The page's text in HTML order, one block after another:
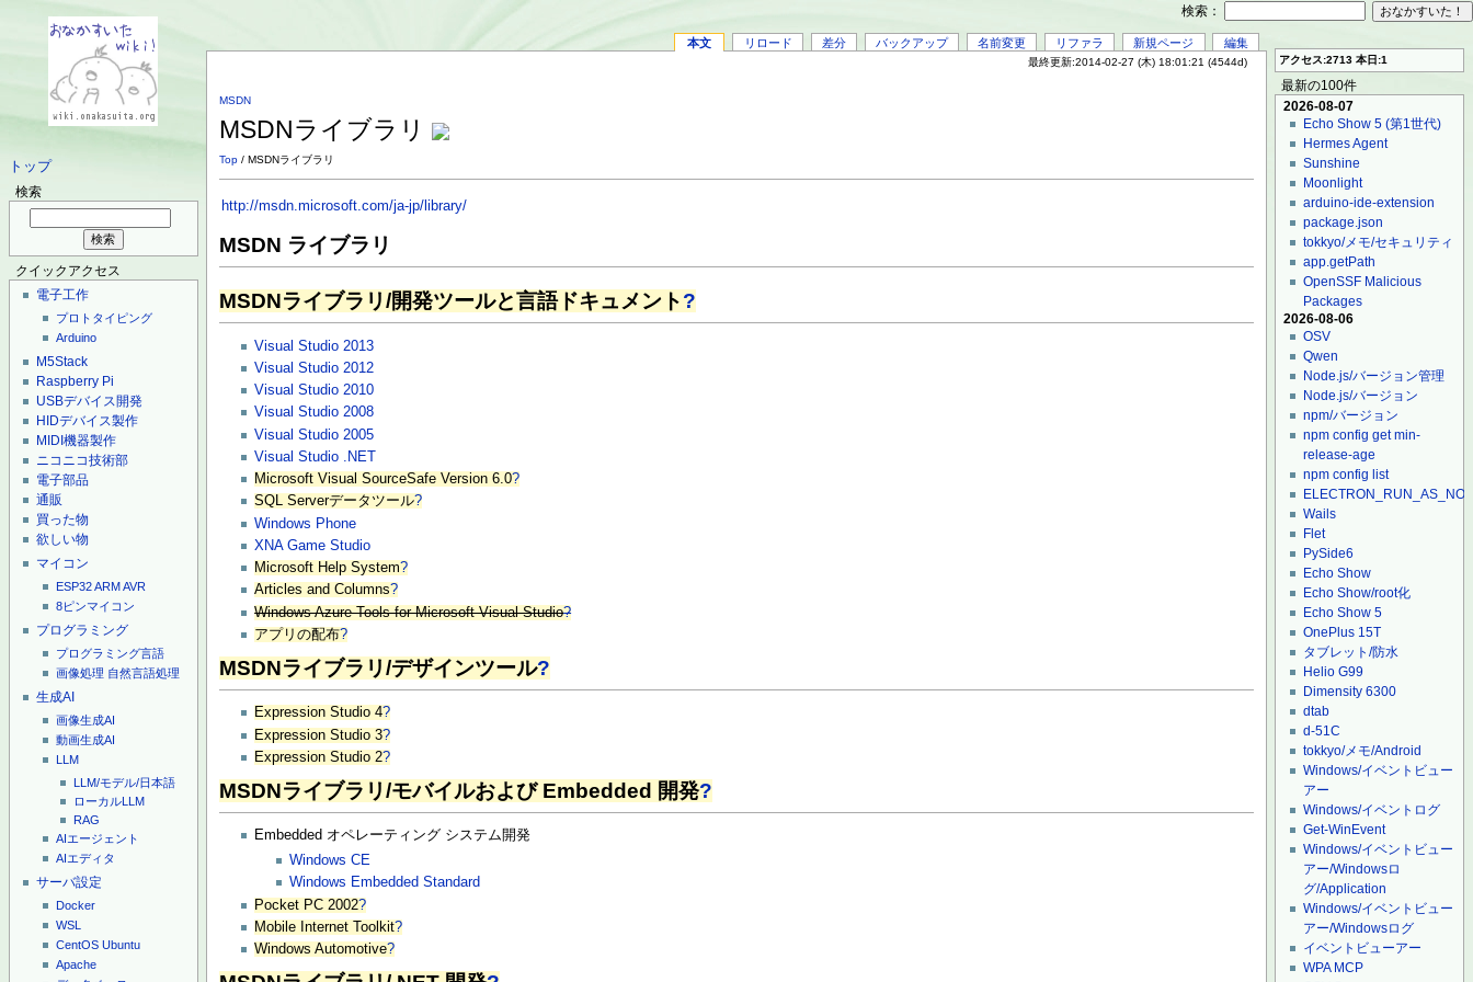
トップ
検索
クイックアクセス
電子工作
プロトタイピング
Arduino
M5Stack
Raspberry Pi
USBデバイス開発
HIDデバイス製作
MIDI機器製作
ニコニコ技術部
電子部品
通販
買った物
欲しい物
マイコン
ESP32ARMAVR
8ピンマイコン
プログラミング
プログラミング言語
画像処理 自然言語処理
生成AI
画像生成AI
動画生成AI
LLM
LLM/モデル/日本語
ローカルLLM
RAG
AIエージェント
AIエディタ
サーバ設定
Docker
WSL
CentOS Ubuntu
Apache
本文 リロード 差分 バックアップ 名前変更 リファラ 新規ページ 編集
最終更新:2014-02-27 (木) 18:01:21 (4544d)
MSDN
MSDNライブラリ
Top / MSDNライブラリ
http://msdn.microsoft.com/ja-jp/library/
MSDN ライブラリ
MSDNライブラリ/開発ツールと言語ドキュメント?
Visual Studio 2013
Visual Studio 2012
Visual Studio 2010
Visual Studio 2008
Visual Studio 2005
Visual Studio .NET
Microsoft Visual SourceSafe Version 6.0?
SQL Serverデータツール?
Windows Phone
XNA Game Studio
Microsoft Help System?
Articles and Columns?
Windows Azure Tools for Microsoft Visual Studio?
アプリの配布?
MSDNライブラリ/デザインツール?
Expression Studio 4?
Expression Studio 3?
Expression Studio 2?
MSDNライブラリ/モバイルおよび Embedded 開発?
Embedded オペレーティング システム開発
Windows CE
Windows Embedded Standard
Pocket PC 2002?
Mobile Internet Toolkit?
Windows Automotive?
アクセス:2713 本日:1
最新の100件
2026-08-07
Echo Show 5 (第1世代)
Hermes Agent
Sunshine
Moonlight
arduino-ide-extension
package.json
tokkyo/メモ/セキュリティ
app.getPath
OpenSSF Malicious
Packages
2026-08-06
OSV
Qwen
Node.js/バージョン管理
Node.js/バージョン
npm/バージョン
npm config get min-
release-age
npm config list
Wails
Flet
PySide6
Echo Show
Echo Show/root化
Echo Show 5
OnePlus 15T
タブレット/防水
Helio G99
Dimensity 6300
dtab
d-51C
tokkyo/メモ/Android
Windows/イベントビュー
アー
Windows/イベントログ
Get-WinEvent
Windows/イベントビュー
アー/Windowsロ
グ/Application
Windows/イベントビュー
アー/Windowsログ
イベントビューアー
WPA MCP
検索：